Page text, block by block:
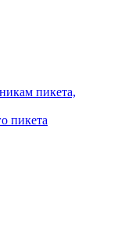
пикета,
пикета